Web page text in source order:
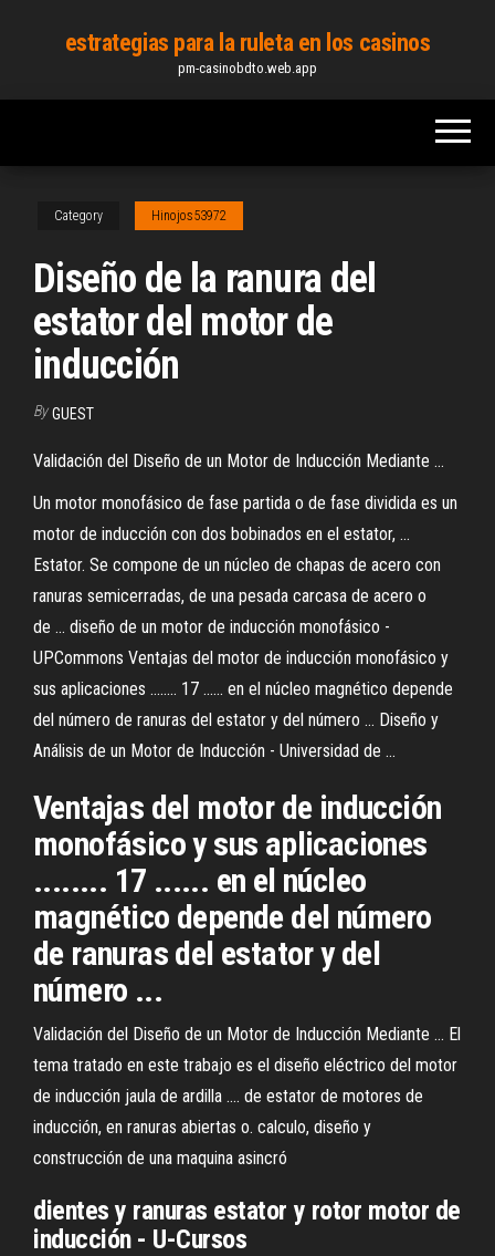
content
estrategias para la ruleta en los casinos
pm-casinobdto.web.app
Category Hinojos53972
Diseño de la ranura del
estator del motor de
inducción
By GUEST
Validación del Diseño de un Motor de Inducción Mediante ...
Un motor monofásico de fase partida o de fase dividida es un
motor de inducción con dos bobinados en el estator, ...
Estator. Se compone de un núcleo de chapas de acero con
ranuras semicerradas, de una pesada carcasa de acero o
de ... diseño de un motor de inducción monofásico -
UPCommons Ventajas del motor de inducción monofásico y
sus aplicaciones ........ 17 ...... en el núcleo magnético depende
del número de ranuras del estator y del número ... Diseño y
Análisis de un Motor de Inducción - Universidad de ...
Ventajas del motor de inducción
monofásico y sus aplicaciones
........ 17 ...... en el núcleo
magnético depende del número
de ranuras del estator y del
número ...
Validación del Diseño de un Motor de Inducción Mediante ... El
tema tratado en este trabajo es el diseño eléctrico del motor
de inducción jaula de ardilla .... de estator de motores de
inducción, en ranuras abiertas o. calculo, diseño y
construcción de una maquina asincró
dientes y ranuras estator y rotor motor de
inducción - U-Cursos